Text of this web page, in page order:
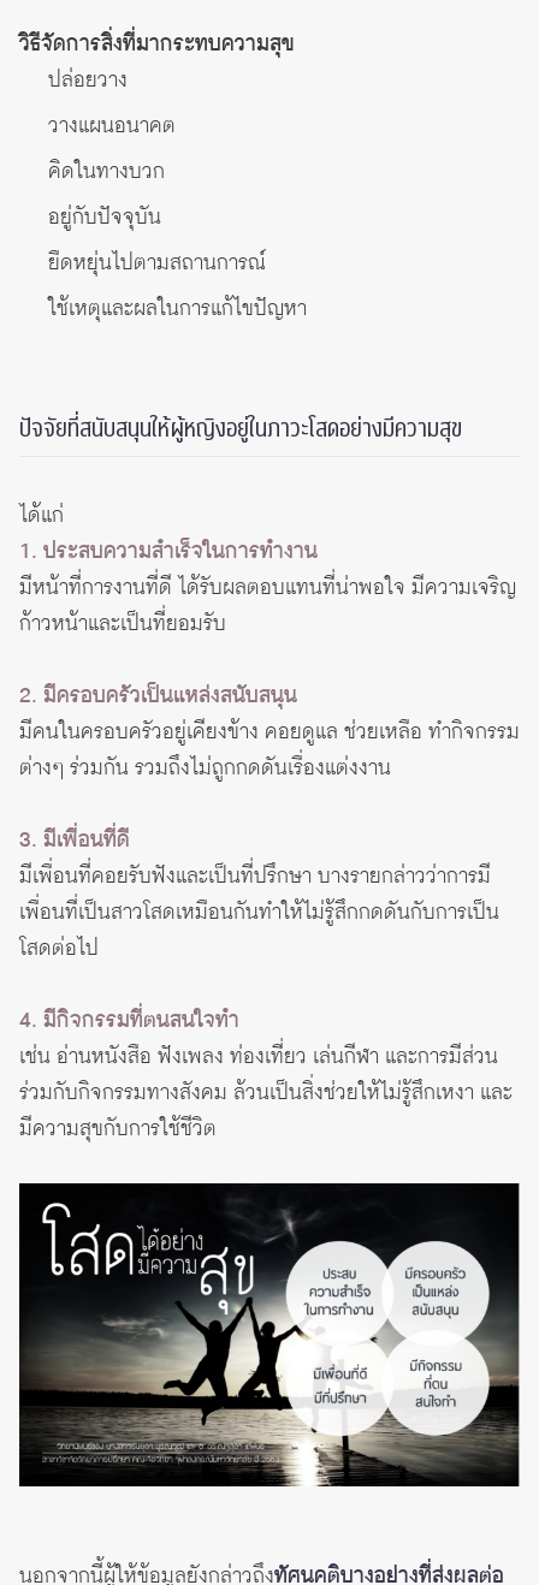
วิธีจัดการสิ่งที่มากระทบความสุข
ปล่อยวาง
วางแผนอนาคต
คิดในทางบวก
อยู่กับปัจจุบัน
ยืดหยุ่นไปตามสถานการณ์
ใช้เหตุและผลในการแก้ไขปัญหา
ปัจจัยที่สนับสนุนให้ผู้หญิงอยู่ในภาวะโสดอย่างมีความสุข
ได้แก่
1. ประสบความสำเร็จในการทำงาน
มีหน้าที่การงานที่ดี ได้รับผลตอบแทนที่น่าพอใจ มีความเจริญ
ก้าวหน้าและเป็นที่ยอมรับ
2. มีครอบครัวเป็นแหล่งสนับสนุน
มีคนในครอบครัวอยู่เคียงข้าง คอยดูแล ช่วยเหลือ ทำกิจกรรม
ต่างๆ ร่วมกัน รวมถึงไม่ถูกกดดันเรื่องแต่งงาน
3. มีเพื่อนที่ดี
มีเพื่อนที่คอยรับฟังและเป็นที่ปรึกษา บางรายกล่าวว่าการมี
เพื่อนที่เป็นสาวโสดเหมือนกันทำให้ไม่รู้สึกกดดันกับการเป็น
โสดต่อไป
4. มีกิจกรรมที่ตนสนใจทำ
เช่น อ่านหนังสือ ฟังเพลง ท่องเที่ยว เล่นกีฬา และการมีส่วน
ร่วมกับกิจกรรมทางสังคม ล้วนเป็นสิ่งช่วยให้ไม่รู้สึกเหงา และ
มีความสุขกับการใช้ชีวิต
นอกจากนี้ผู้ให้ข้อมูลยังกล่าวถึงทัศนคติบางอย่างที่ส่งผลต่อ